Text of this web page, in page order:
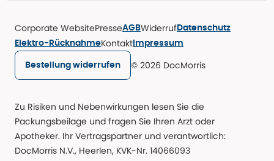
Corporate WebsitePresseAGBWiderruf Datenschutz
Elektro-RücknahmeKontakt Impressum
Bestellung widerrufen © 2026 DocMorris
Zu Risiken und Nebenwirkungen lesen Sie die
Packungsbeilage und fragen Sie Ihren Arzt oder
Apotheker. Ihr Vertragspartner und verantwortlich:
DocMorris N.V., Heerlen, KVK-Nr. 14066093